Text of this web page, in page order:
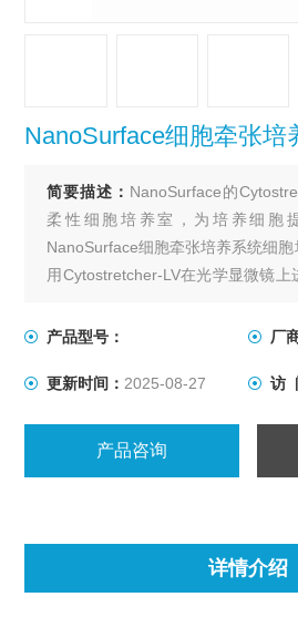
NanoSurface细胞牵张培
简要描述： NanoSurface的
柔性细胞培养室，为培养细胞
NanoSurface细胞牵张培养系统细
用Cytostretcher-LV在光学显微镜
种尺寸可供选择。使用具有无图案“
产品型号： 厂
更新时间： 2025-08-27 访
产品咨询
详情介绍